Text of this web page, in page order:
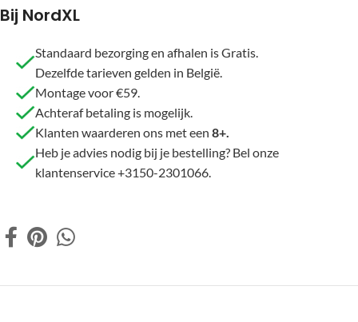
Bij NordXL
Standaard bezorging en afhalen is Gratis.
Dezelfde tarieven gelden in België.
Montage voor €59.
Achteraf betaling is mogelijk.
Klanten waarderen ons met een 8+.
Heb je advies nodig bij je bestelling? Bel onze
klantenservice +3150-2301066.